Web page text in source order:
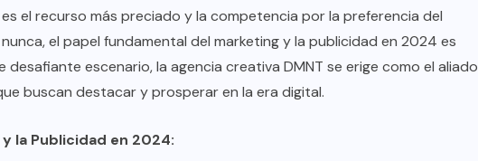
el recurso más preciado y la competencia por la preferencia del
el papel fundamental del marketing y la publicidad en 2024 es
desafiante escenario, la agencia creativa DMNT se erige como el aliado
buscan destacar y prosperar en la era digital.
la Publicidad en 2024: